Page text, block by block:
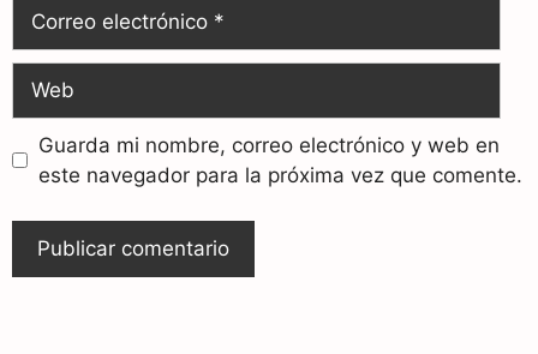
Guarda mi nombre, correo electrónico y web en
este navegador para la próxima vez que comente.